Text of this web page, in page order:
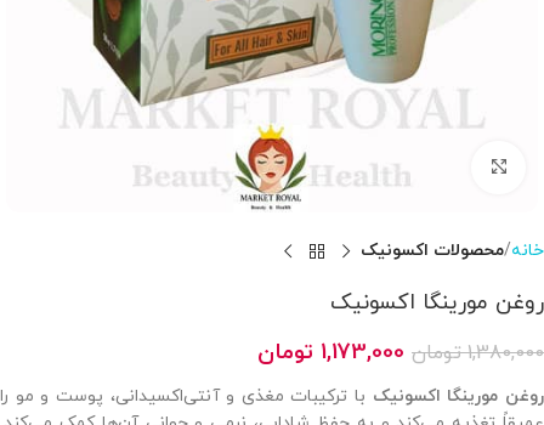
بزرگنمایی تصویر
خانه محصولات اکسونیک
روغن مورینگا اکسونیک
1,380,000 تومان 1,173,000 تومان
روغن مورینگا اکسونیک با ترکیبات مغذی و آنتی‌اکسیدانی، پوست و مو را